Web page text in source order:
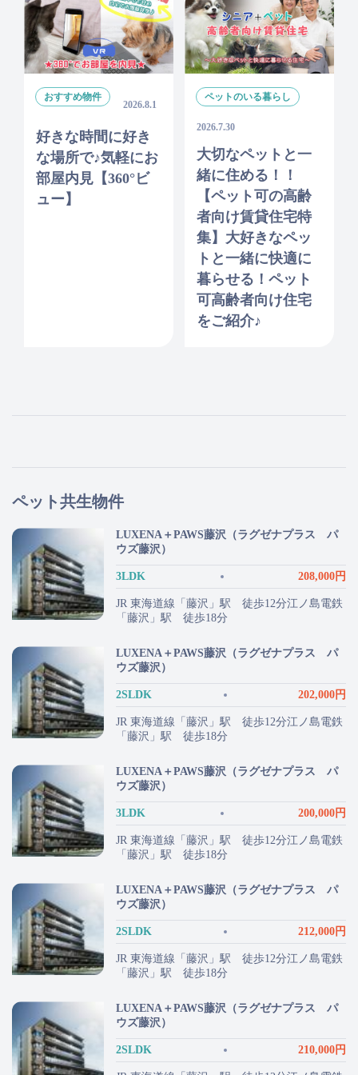
おすすめ物件
2026.8.1
好きな時間に好き
な場所で♪気軽にお
部屋内見【360°ビ
ュー】
ペットのいる暮らし
2026.7.30
大切なペットと一
緒に住める！！
【ペット可の高齢
者向け賃貸住宅特
集】大好きなペッ
トと一緒に快適に
暮らせる！ペット
可高齢者向け住宅
をご紹介♪
ペット共生物件
LUXENA＋PAWS藤沢（ラグゼナプラス パ
ウズ藤沢）
3LDK 208,000円
JR 東海道線「藤沢」駅 徒歩12分江ノ島電鉄
「藤沢」駅 徒歩18分
LUXENA＋PAWS藤沢（ラグゼナプラス パ
ウズ藤沢）
2SLDK 202,000円
JR 東海道線「藤沢」駅 徒歩12分江ノ島電鉄
「藤沢」駅 徒歩18分
LUXENA＋PAWS藤沢（ラグゼナプラス パ
ウズ藤沢）
3LDK 200,000円
JR 東海道線「藤沢」駅 徒歩12分江ノ島電鉄
「藤沢」駅 徒歩18分
LUXENA＋PAWS藤沢（ラグゼナプラス パ
ウズ藤沢）
2SLDK 212,000円
JR 東海道線「藤沢」駅 徒歩12分江ノ島電鉄
「藤沢」駅 徒歩18分
LUXENA＋PAWS藤沢（ラグゼナプラス パ
ウズ藤沢）
2SLDK 210,000円